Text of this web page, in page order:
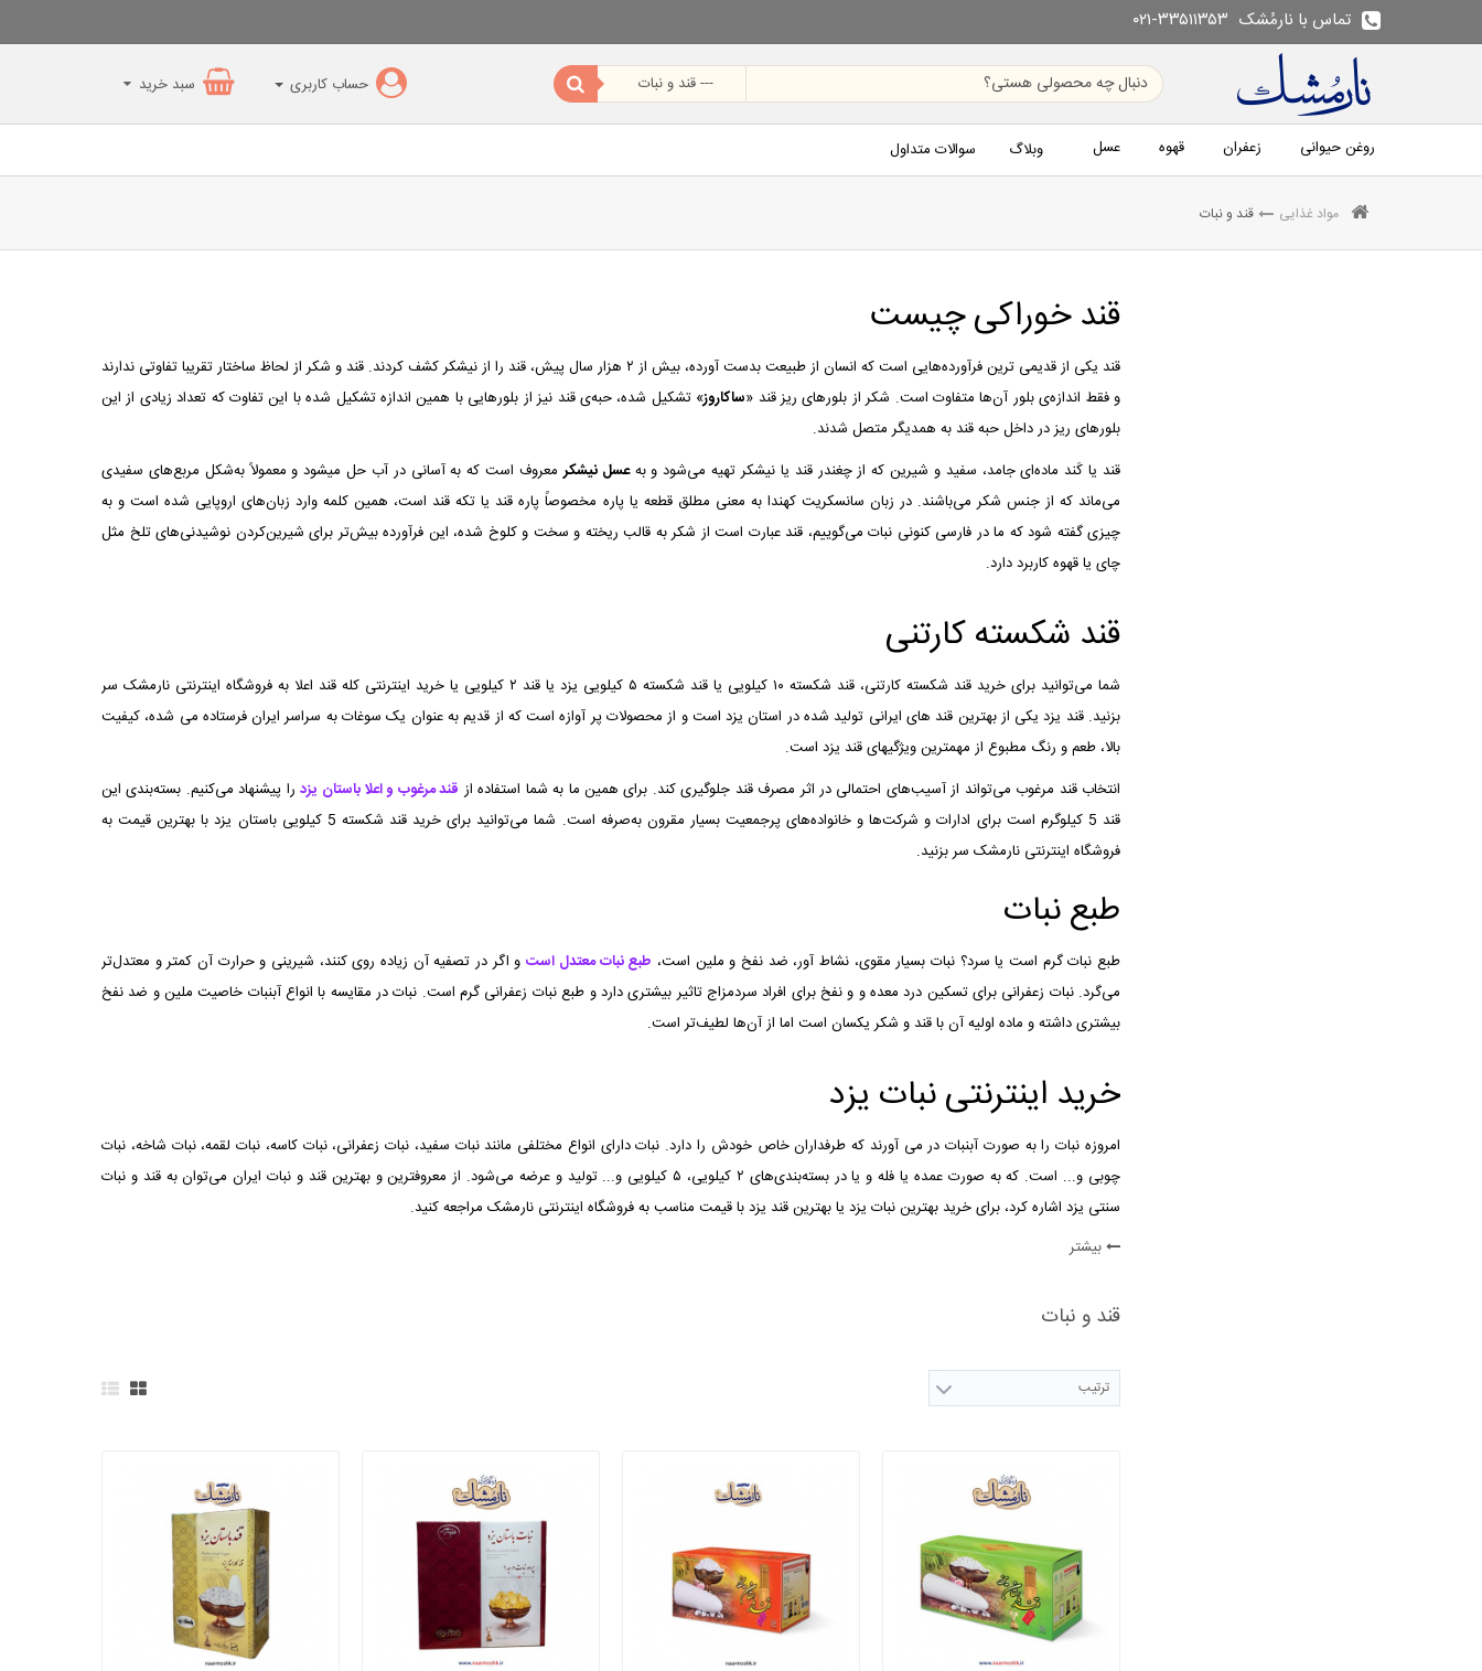
تماس با نارمُشک ۰۲۱-۳۳۵۱۱۳۵۳
حساب کاربری سبد خرید
روغن حیوانی زعفران قهوه عسل وبلاگ سوالات متداول
مواد غذایی قند و نبات
قند خوراکی چیست
قند یکی از قدیمی ترین فرآورده‌هایی است که انسان از طبیعت بدست آورده، بیش از ۲ هزار سال پیش، قند را از نیشکر کشف کردند. قند و شکر از لحاظ ساختار تقریبا تفاوتی ندارند
و فقط اندازه‌ی بلور آن‌ها متفاوت است. شکر از بلورهای ریز قند «ساکاروز» تشکیل شده، حبه‌ی قند نیز از بلورهایی با همین اندازه تشکیل شده با این تفاوت که تعداد زیادی از این
بلورهای ریز در داخل حبه قند به همدیگر متصل شدند.
قند یا کَند ماده‌ای جامد، سفید و شیرین که از چغندر قند یا نیشکر تهیه می‌شود و بهعسل نیشکر
معروف است که به آسانی در آب حل می‎شود و معمولاً به‌شکل مربع‌های سفیدی
می‌ماند که از جنس شکر می‌باشند. در زبان سانسکریت کهندا به معنی مطلق قطعه یا پاره مخصوصاً پاره قند یا تکه قند است، همین کلمه وارد زبان‌های اروپایی شده است و به
چیزی گفته شود که ما در فارسی کنونی نبات می‌گوییم، قند عبارت است از شکر به قالب ریخته و سخت و کلوخ شده، این فرآورده بیش‌تر برای شیرین‌کردن نوشیدنی‌های تلخ مثل
چای یا قهوه کاربرد دارد.
قند شکسته کارتنی
شما می‌توانید برای خرید قند شکسته کارتنی، قند شکسته ۱۰ کیلویی یا قند شکسته ۵ کیلویی یزد یا قند ۲ کیلویی یا خرید اینترنتی کله قند اعلا به فروشگاه اینترنتی نارمشک سر
بزنید. قند یزد یکی از بهترین قند های ایرانی تولید شده در استان یزد است و از محصولات پر آوازه است که از قدیم به عنوان یک سوغات به سراسر ایران فرستاده می شده، کیفیت
بالا، طعم و رنگ مطبوع از مهمترین ویژگیهای قند یزد است.
انتخاب قند مرغوب می‌تواند از آسیب‌های احتمالی در اثر مصرف قند جلوگیری کند. برای همین ما به شما استفاده از قند مرغوب و اعلا باستان یزدرا پیشنهاد می‌کنیم. بسته‌بندی این
قند 5 کیلوگرم است برای ادارات و شرکت‌ها و خانواده‌های پرجمعیت بسیار مقرون به‌صرفه است.
شما می‌توانید برای خرید قند شکسته 5 کیلویی باستان یزدبا بهترین قیمت به
فروشگاه اینترنتی نارمشک سر بزنید.
طبع نبات
طبع نبات گرم است یا سرد؟ نبات بسیار مقوی، نشاط آور، ضد نفخ و ملین است، طبع نبات معتدل استو اگر در تصفیه آن زياده روی کنند، شیرینی و حرارت آن كمتر و معتدل‌تر
می‌گرد. نبات زعفرانی برای تسکین درد معده و و نفخ برای افراد سردمزاج تاثیر بیشتری دارد و طبع نبات زعفرانی گرم است. نبات در مقایسه با انواع آبنبات خاصیت ملین و ضد نفخ
بیشتری داشته و ماده اولیه آن با قند و شکر یکسان است اما از آن‌ها لطیف‌تر است.
خرید اینترنتی نبات یزد
امروزه نبات را به صورت آبنبات در می آورند که طرفداران خاص خودش را دارد. نبات دارای انواع مختلفی مانند نبات سفید، نبات زعفرانی، نبات کاسه، نبات لقمه، نبات شاخه، نبات
چوبی و... است. که به صورت عمده یا فله و یا در بسته‌بندی‌های ۲ کیلویی، ۵ کیلویی و... تولید و عرضه می‌شود. از معروفترین و بهترین قند و نبات ایران می‌توان به قند و نبات
سنتی یزد اشاره کرد، برای خرید بهترین نبات یزد یا بهترین قند یزد با قیمت مناسب بهفروشگاه اینترنتی نارمشک مراجعه کنید.
بیشتر
قند و نبات
ترتیب